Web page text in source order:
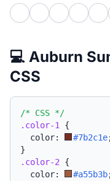
💻 Auburn
CSS
/* CSS */
.color-1
{
  color:
#7b2c1e
}
.color-2 {
  color:
#a55b3b